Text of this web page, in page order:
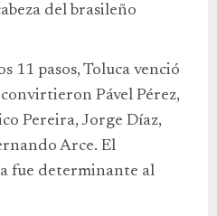
del brasileño
11 pasos, Toluca venció
Pável Pérez,
Pereira, Jorge Díaz,
Arce. El
fue determinante al